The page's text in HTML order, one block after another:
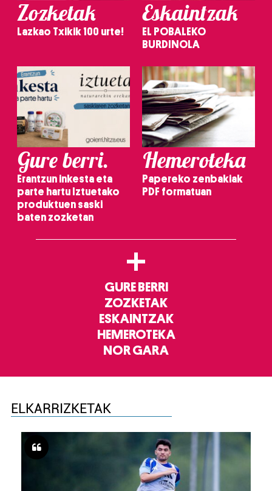
Zozketak
Lazkao Txikik 100 urte!
Eskaintzak
EL POBALEKO
BURDINOLA
Gure berri.
Erantzun inkesta eta
parte hartu Iztuetako
produktuen saski
baten zozketan
Hemeroteka
Papereko zenbakiak
PDF formatuan
+
GURE BERRI
ZOZKETAK
ESKAINTZAK
HEMEROTEKA
NOR GARA
ELKARRIZKETAK